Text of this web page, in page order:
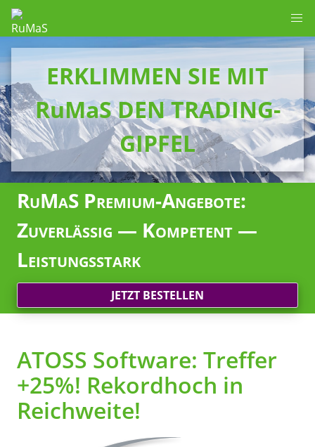
ERKLIMMEN SIE MIT
RuMaS DEN TRADING-
GIPFEL
RuMaS Premium-Angebote:
Zuverlässig — Kompetent —
Leistungsstark
JETZT BESTELLEN
ATOSS Software: Treffer
+25%! Rekordhoch in
Reichweite!